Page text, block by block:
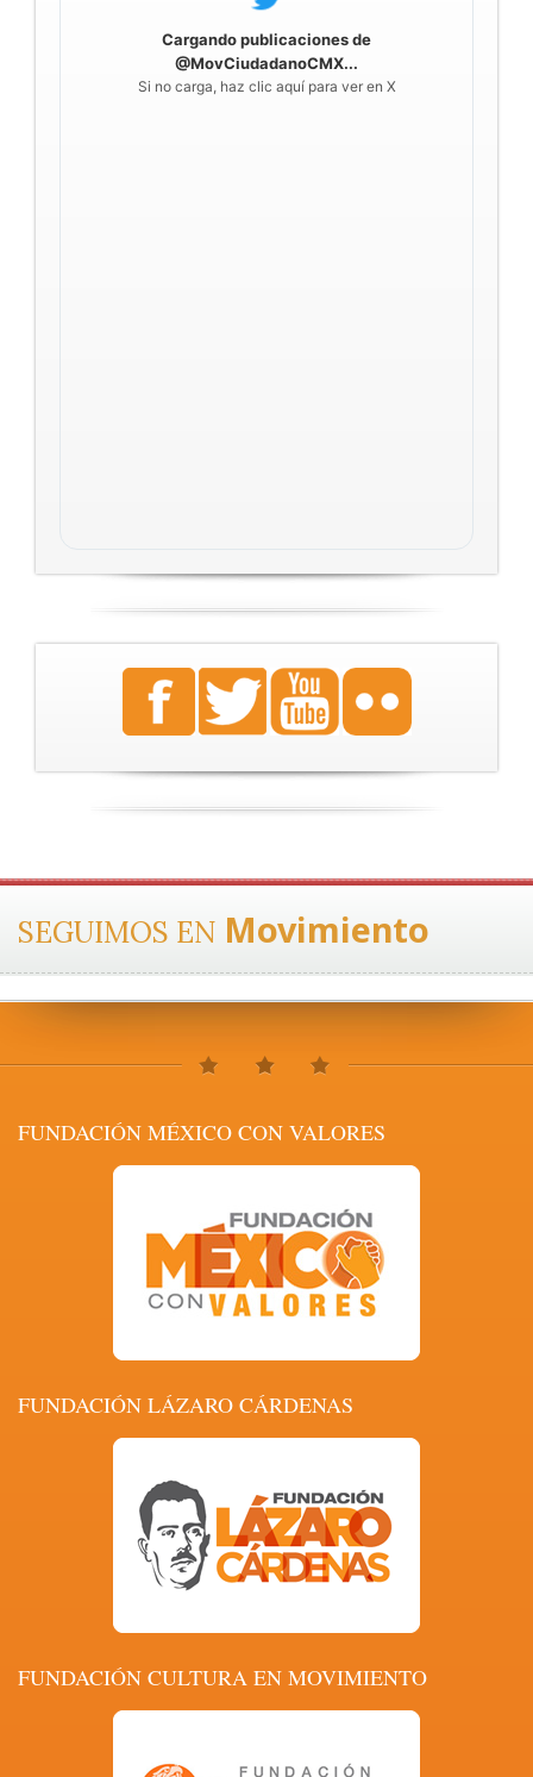
Cargando publicaciones de
@MovCiudadanoCMX...
Si no carga, haz clic aquí para ver en X
SEGUIMOS EN Movimiento
FUNDACIÓN MÉXICO CON VALORES
FUNDACIÓN LÁZARO CÁRDENAS
FUNDACIÓN CULTURA EN MOVIMIENTO